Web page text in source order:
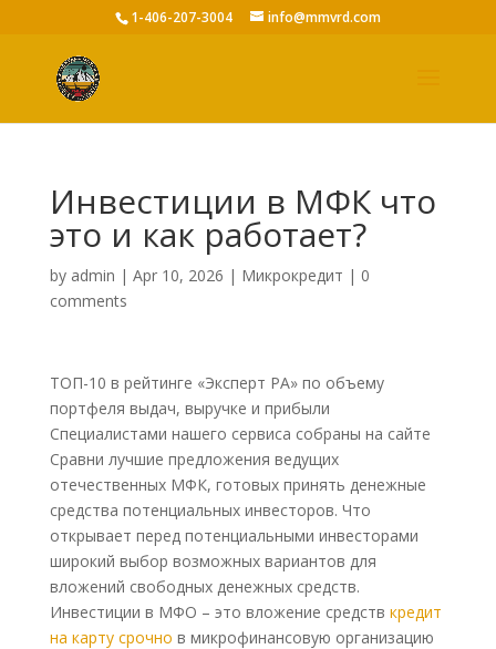
1-406-207-3004 info@mmvrd.com
Инвестиции в МФК что
это и как работает?
by admin | Apr 10, 2026 | Микрокредит | 0
comments
ТОП-10 в рейтинге «Эксперт РА» по объему
портфеля выдач, выручке и прибыли
Специалистами нашего сервиса собраны на сайте
Сравни лучшие предложения ведущих
отечественных МФК, готовых принять денежные
средства потенциальных инвесторов. Что
открывает перед потенциальными инвесторами
широкий выбор возможных вариантов для
вложений свободных денежных средств.
Инвестиции в МФО – это вложение средств кредит
на карту срочно в микрофинансовую организацию